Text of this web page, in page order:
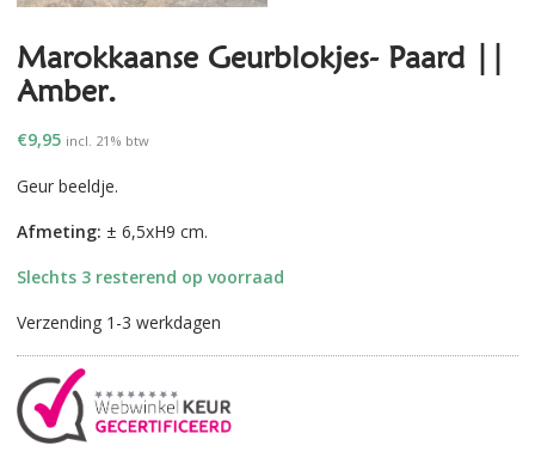
Marokkaanse Geurblokjes- Paard ||
Amber.
€9,95 incl. 21% btw
Geur beeldje.
Afmeting: ± 6,5xH9 cm.
Slechts 3 resterend op voorraad
Verzending 1-3 werkdagen